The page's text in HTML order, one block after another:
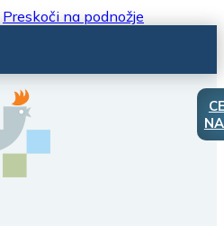
Preskoči na podnožje